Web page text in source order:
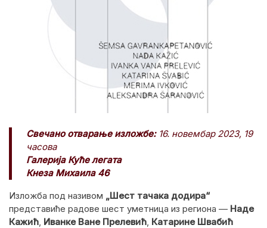
Свечано отварање изложбе:16. новембар 2023, 19
часова
Галерија Куће легата
Кнеза Михаила 46
Изложба под називом „Шест тачака додира“
представиће радове шест уметница из региона — Наде
Кажић, Иванке Ване Прелевић, Катарине Швабић